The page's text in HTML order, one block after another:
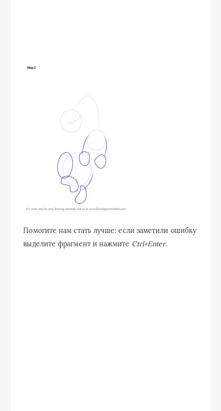
Помогите нам стать лучше: если заметили ошибку
выделите фрагмент и нажмите Ctrl+Enter.